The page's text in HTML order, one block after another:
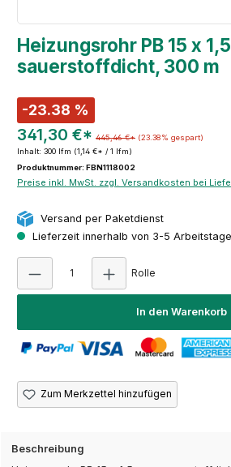
Heizungsrohr PB 15 x
sauerstoffdicht, 300 m
-23.38 %
341,30 €* 445,46 €* (23.38% gespart)
Inhalt: 300 lfm (1,14 €* / 1 lfm)
Produktnummer: FBN1118002
Preise inkl. MwSt. zzgl. Versandkosten bei
Versand per Paketdienst
Lieferzeit innerhalb von 3-5
Rolle
In den Warenkorb
Zum Merkzettel hinzufügen
Beschreibung